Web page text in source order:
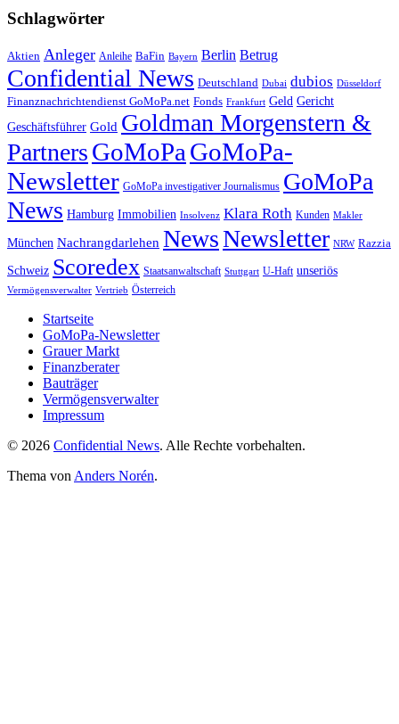
Schlagwörter
Aktien Anleger Anleihe BaFin Bayern Berlin Betrug
Confidential News Deutschland Dubai dubios Düsseldorf
Finanznachrichtendienst GoMoPa.net Fonds Frankfurt Geld Gericht
Geschäftsführer Gold Goldman Morgenstern &
PartnersGoMoPa GoMoPa-
Newsletter GoMoPa investigativer Journalismus GoMoPa
News Hamburg Immobilien Insolvenz Klara Roth Kunden Makler
München Nachrangdarlehen NewsNewsletter NRW Razzia
Schweiz Scoredex Staatsanwaltschaft Stuttgart U-Haft unseriös
Vermögensverwalter Vertrieb Österreich
Startseite
GoMoPa-Newsletter
Grauer Markt
Finanzberater
Bauträger
Vermögensverwalter
Impressum
© 2026 Confidential News. Alle Rechte vorbehalten.
Thema von Anders Norén.